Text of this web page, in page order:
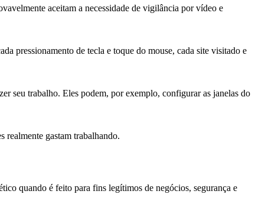
aceitam a necessidade de vigilância por vídeo e
pressionamento de tecla e toque do mouse, cada site visitado e
seu trabalho. Eles podem, por exemplo, configurar as janelas do
realmente gastam trabalhando.
quando é feito para fins legítimos de negócios, segurança e